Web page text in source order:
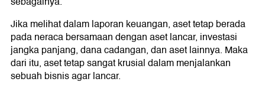
Jika melihat dalam laporan keuangan, aset tetap berada
pada neraca bersamaan dengan aset lancar, investasi
jangka panjang, dana cadangan, dan aset lainnya. Maka
dari itu, aset tetap sangat krusial dalam menjalankan
sebuah bisnis agar lancar.